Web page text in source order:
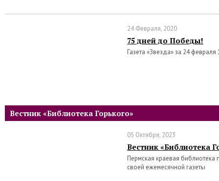
24 Февраля, 2020
75 дней до Победы!
Газета «Звезда» за 24 февраля
Вестник «Библиотека Горького»
05 Октября, 2023
Вестник «Библиотека
Пермская краевая
своей ежемесячной газеты